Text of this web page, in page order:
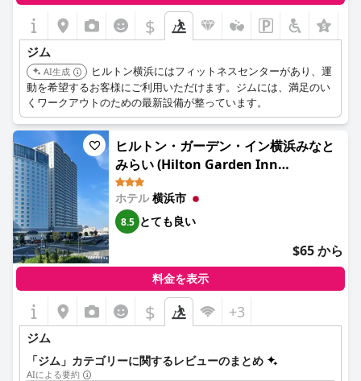
ジムに加えて、ホテルには印象的な屋内および屋外プール、さら
にホットタブもあり、ホテルでの全体的なフィットネス体験を向
上させています。レンタル水着が含まれていることは評価されま
したが、これらのアメニティの営業時間がもっと長いことを望む
ゲストもいました。
全体として、三井ガーデンホテル横浜みなとみらいプレミアのジ
ムは、手入れが行き届き、適切に設備された施設として際立って
おり、ゲストがホテルで得られる好ましいフィットネス体験に貢
献しています。
$
ジム
AI生成
ヒルトン横浜にはフィットネスセンターがあり、運
動を希望するお客様にご利用いただけます。ジムには、満足のい
くワークアウトのための最新設備が整っています。
ヒルトン・ガーデン・イン横浜みなと
みらい (Hilton Garden Inn
Yokohama Minatomirai)
ホテル横浜市
8.5 とても良い
$65 から
料金を表示
$ +3
ジム
「ジム」カテゴリーに関するレビューのまとめ
AIによる要約